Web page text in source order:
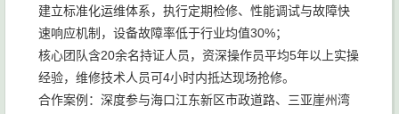
建立标准化运维体系，执行定期检修、性能调试与故障快
速响应机制，设备故障率低于行业均值30%；
核心团队含20余名持证人员，资深操作员平均5年以上实操
经验，维修技术人员可4小时内抵达现场抢修。
合作案例：深度参与海口江东新区市政道路、三亚崖州湾